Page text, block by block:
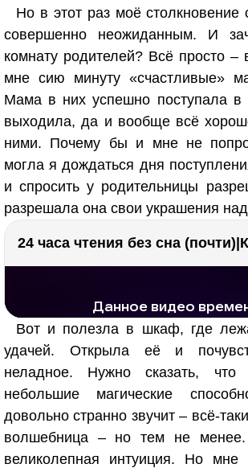
Но в этот раз моё столкновение
совершенно неожиданным. И
комнату родителей? Всё просто
мне сию минуту «счастливые»
Мама в них успешно поступала в
выходила, да и вообще всё
ними. Почему бы и мне не
могла я дождаться дня
и спросить у родительницы
разрешала она свои украшения
Вот и полезла в шкаф, где
удачей. Открыла её и
неладное. Нужно сказать,
небольшие магические
довольно странно звучит – всё-
волшебница – но тем не менее.
великолепная интуиция. Но мне